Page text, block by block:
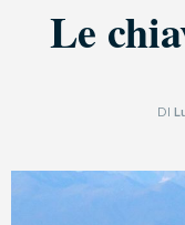
Le
DI